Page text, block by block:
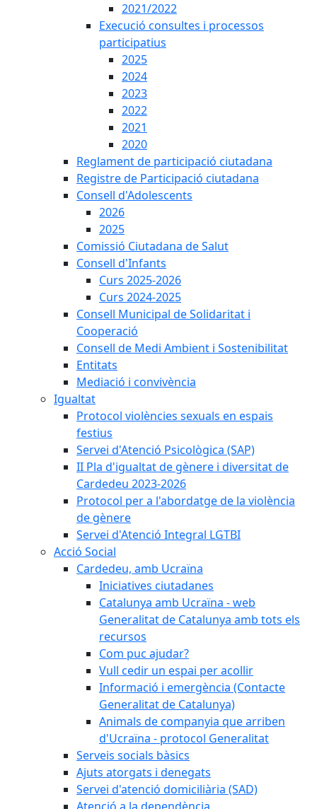
2021/2022
Execució consultes i processos
participatius
2025
2024
2023
2022
2021
2020
Reglament de participació ciutadana
Registre de Participació ciutadana
Consell d'Adolescents
2026
2025
Comissió Ciutadana de Salut
Consell d'Infants
Curs 2025-2026
Curs 2024-2025
Consell Municipal de Solidaritat i
Cooperació
Consell de Medi Ambient i Sostenibilitat
Entitats
Mediació i convivència
Igualtat
Protocol violències sexuals en espais
festius
Servei d'Atenció Psicològica (SAP)
II Pla d'igualtat de gènere i diversitat de
Cardedeu 2023-2026
Protocol per a l'abordatge de la violència
de gènere
Servei d'Atenció Integral LGTBI
Acció Social
Cardedeu, amb Ucraïna
Iniciatives ciutadanes
Catalunya amb Ucraïna - web
Generalitat de Catalunya amb tots els
recursos
Com puc ajudar?
Vull cedir un espai per acollir
Informació i emergència (Contacte
Generalitat de Catalunya)
Animals de companyia que arriben
d'Ucraïna - protocol Generalitat
Serveis socials bàsics
Ajuts atorgats i denegats
Servei d'atenció domiciliària (SAD)